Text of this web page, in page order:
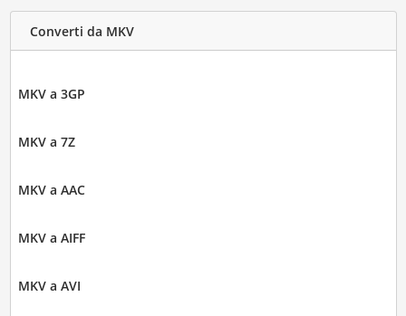
Converti da MKV
MKV a 3GP
MKV a 7Z
MKV a AAC
MKV a AIFF
MKV a AVI